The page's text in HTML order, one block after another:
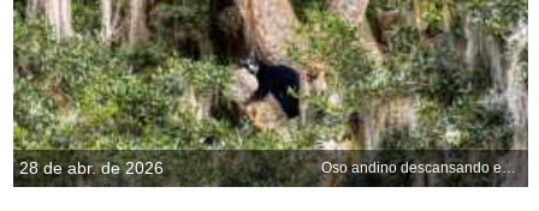
28 de abr. de 2026 Oso andino descansando en un árbol, Ecuador